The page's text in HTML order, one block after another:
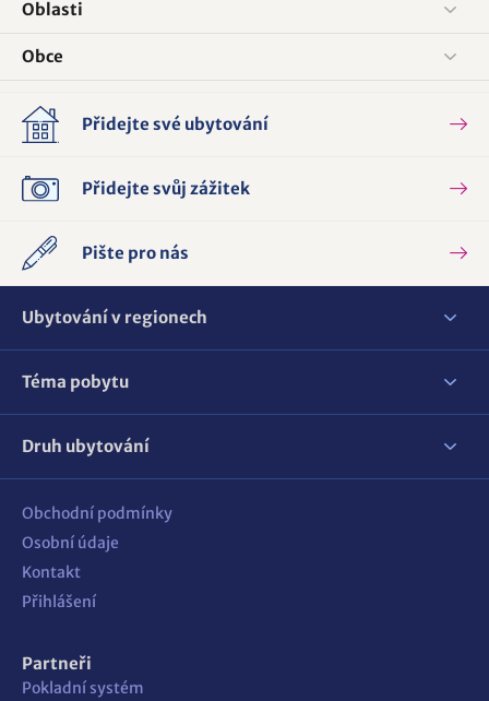
Oblasti
Obce
Přidejte své ubytování
Přidejte svůj zážitek
Pište pro nás
Ubytování v regionech
Téma pobytu
Druh ubytování
Obchodní podmínky
Osobní údaje
Kontakt
Přihlášení
Partneři
Pokladní systém